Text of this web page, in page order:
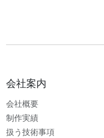
会社案内
会社概要
制作実績
扱う技術事項